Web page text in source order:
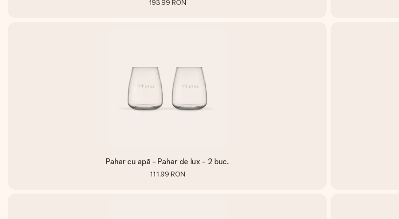
193,99 RON
Pahar cu apă - Pahar de lux - 2 buc.
111,99 RON